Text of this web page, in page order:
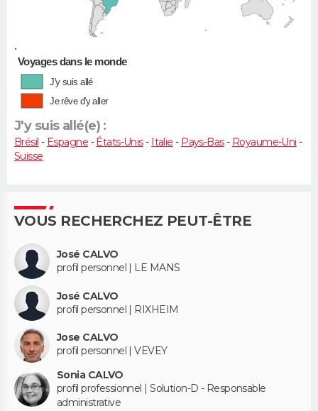
•
Voyages dans le monde
J'y suis allé
Je rêve d'y aller
J'y suis allé(e) :
Brésil - Espagne - États-Unis- Italie - Pays-Bas- Royaume-Uni -
Suisse
VOUS RECHERCHEZ PEUT-ÊTRE
José CALVO
profil personnel | LE MANS
José CALVO
profil personnel | RIXHEIM
Jose CALVO
profil personnel | VEVEY
Sonia CALVO
profil professionnel | Solution-D - Responsable
administrative